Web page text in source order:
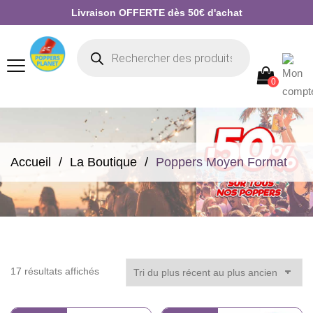
Livraison OFFERTE dès 50€ d'achat
0
Accueil La Boutique Poppers Moyen Format
17 résultats affichésTrié
plus